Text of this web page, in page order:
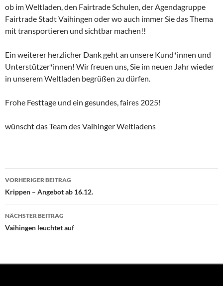
ob im Weltladen, den Fairtrade Schulen, der Agendagruppe
Fairtrade Stadt Vaihingen oder wo auch immer Sie das Thema
mit transportieren und sichtbar machen!!
Ein weiterer herzlicher Dank geht an unsere Kund*innen und
Unterstützer*innen! Wir freuen uns, Sie im neuen Jahr wieder
in unserem Weltladen begrüßen zu dürfen.
Frohe Festtage und ein gesundes, faires 2025!
wünscht das Team des Vaihinger Weltladens
Beitragsnavigation
VORHERIGER BEITRAG
Krippen – Angebot ab 16.12.
NÄCHSTER BEITRAG
Vaihingen leuchtet auf